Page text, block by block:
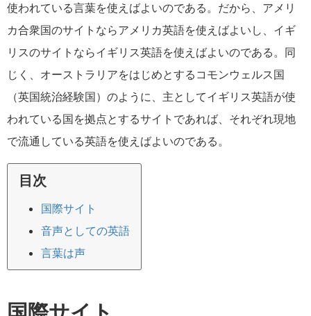
使われている言葉を使えばよいのである。だから、アメリ
カ合衆国のサイトならアメリカ英語を使えばよいし、イギ
リスのサイトならイギリス英語を使えばよいのである。同
じく、オーストラリアをはじめとするコモンウェルス国
（英国統治経験国）のように、主としてイギリス英語が使
われている国を拠点とするサイトであれば、それぞれ現地
で流通している英語を使えばよいのである。
目次
国際サイト
音声としての英語
言葉は声